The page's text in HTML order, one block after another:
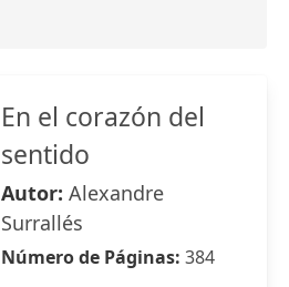
En el corazón del
sentido
Autor: Alexandre
Surrallés
Número de Páginas: 384